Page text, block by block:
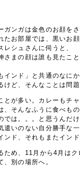
ガンガは金色のお顔を
たお部屋では、黒いお
シュさんに伺うと、
さまの顔は誰も見たこ
インド」と共通のなに
けど、そんなことは問
とが多い。カレーもチ
、そんなふうに食べも
では。。。と思うんだ
遣いのない自分勝手な
ンド、それもまたイン
ため、11月から4月は
別の場所へ。